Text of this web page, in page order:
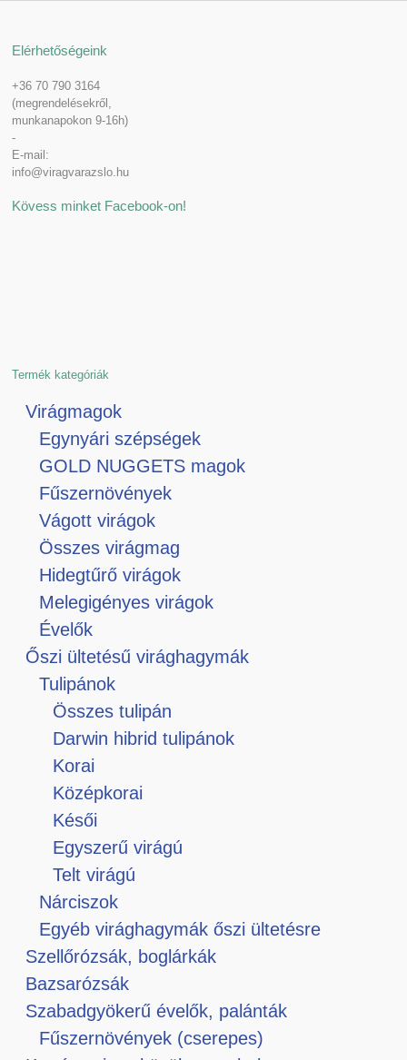
Elérhetőségeink
+36 70 790 3164
(megrendelésekről,
munkanapokon 9-16h)
-
E-mail:
info@viragvarazslo.hu
Kövess minket Facebook-on!
Termék kategóriák
Virágmagok
Egynyári szépségek
GOLD NUGGETS magok
Fűszernövények
Vágott virágok
Összes virágmag
Hidegtűrő virágok
Melegigényes virágok
Évelők
Őszi ültetésű virághagymák
Tulipánok
Összes tulipán
Darwin hibrid tulipánok
Korai
Középkorai
Késői
Egyszerű virágú
Telt virágú
Nárciszok
Egyéb virághagymák őszi ültetésre
Szellőrózsák, boglárkák
Bazsarózsák
Szabadgyökerű évelők, palánták
Fűszernövények (cserepes)